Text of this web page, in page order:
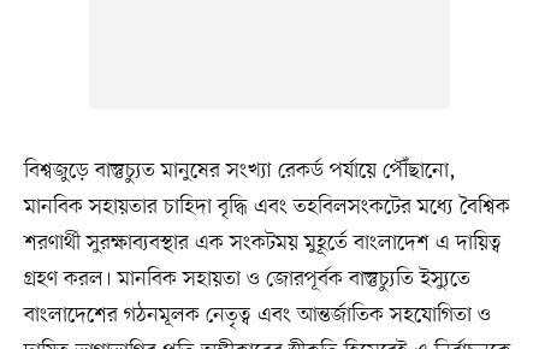
বিশ্বজুড়ে বাস্তুচ্যুত মানুষের সংখ্যা রেকর্ড পর্যায়ে পৌঁছানো,
মানবিক সহায়তার চাহিদা বৃদ্ধি এবং তহবিলসংকটের মধ্যে বৈশ্বিক
শরণার্থী সুরক্ষাব্যবস্থার এক সংকটময় মুহূর্তে বাংলাদেশ এ দায়িত্ব
গ্রহণ করল। মানবিক সহায়তা ও জোরপূর্বক বাস্তুচ্যুতি ইস্যুতে
বাংলাদেশের গঠনমূলক নেতৃত্ব এবং আন্তর্জাতিক সহযোগিতা ও